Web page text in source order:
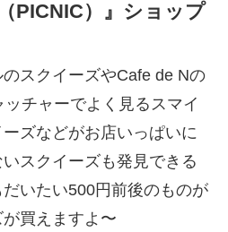
PICNIC）』ショップ
スクイーズやCafe de Nの
チャーでよく見るスマイ
ズなどがお店いっぱいに
スクイーズも発見できる
いたい500円前後のものが
買えますよ〜